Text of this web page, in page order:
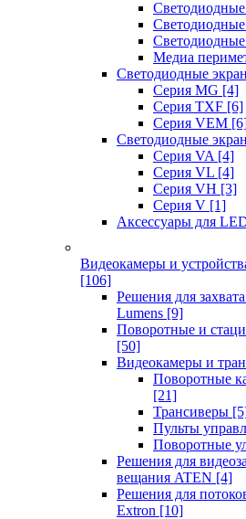
Медиа
Светодиодные
Серия MG [4]
Серия TXF [6]
Серия VEM
Светодиодные
Серия VA [4]
Серия VL [4]
Серия VH [3]
Серия V [1]
Аксессуары для
Видеокамеры и
[106]
Решения для
Lumens [9]
Поворотные и
[50]
Видеокамеры и
Поворотные
[21]
Трансиверы
Пульты
Поворотные
Решения для
вещания ATEN [4]
Решения для
Extron [10]